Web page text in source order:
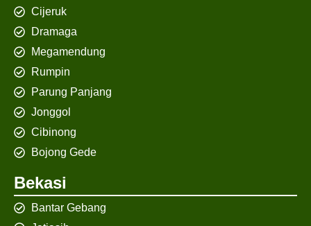
Cijeruk
Dramaga
Megamendung
Rumpin
Parung Panjang
Jonggol
Cibinong
Bojong Gede
Bekasi
Bantar Gebang